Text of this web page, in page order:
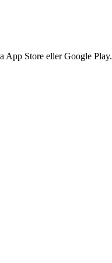
App Store eller Google Play.